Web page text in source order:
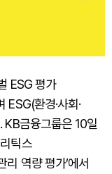
ESG 평가
환경·사회·
KB금융그룹은 10일
틱스
역량 평가’에서